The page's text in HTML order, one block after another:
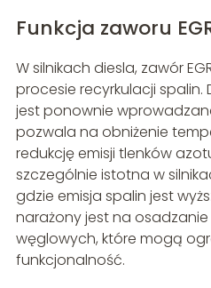
Funkcja zaworu
W silnikach diesla, zawór
procesie recyrkulacji spalin.
jest ponownie
pozwala na obniżenie
redukcję emisji tlenków
szczególnie istotna w
gdzie emisja spalin jest
narażony jest na
węglowych, które mogą
funkcjonalność.